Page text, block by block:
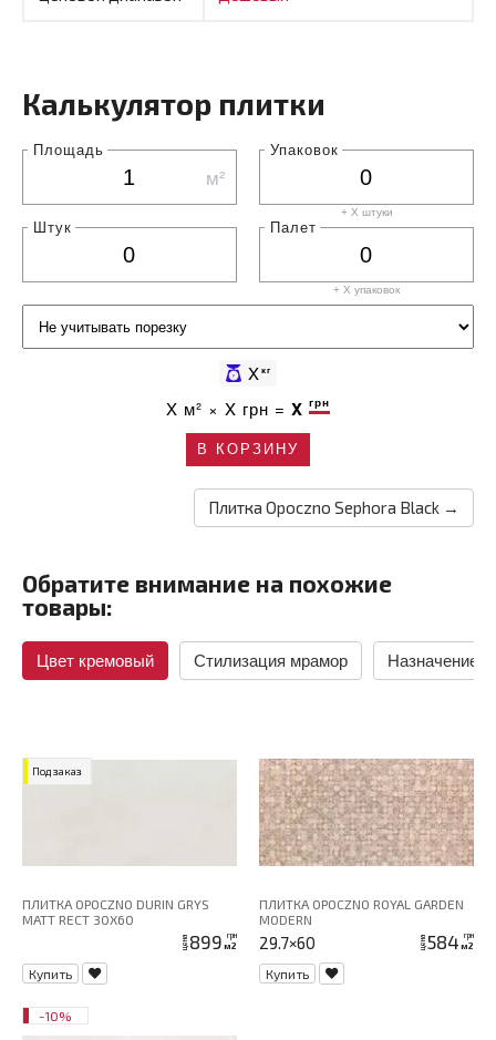
Калькулятор плитки
Площадь
м²
Упаковок
+ X штуки
Штук Палет
+ X упаковок
Xкг
X м² × X грн = X грн
В КОРЗИНУ
Плитка Opoczno Sephora Black →
Обратите внимание на похожие
товары:
Цвет кремовый Стилизация мрамор Назначение
Под заказ
ПЛИТКА OPOCZNO DURIN GRYS
MATT RECT 30X60
цена 899 грн
м2
Купить
ПЛИТКА OPOCZNO ROYAL GARDEN
MODERN
29.7×60 цена 584 грн
м2
Купить
-10%